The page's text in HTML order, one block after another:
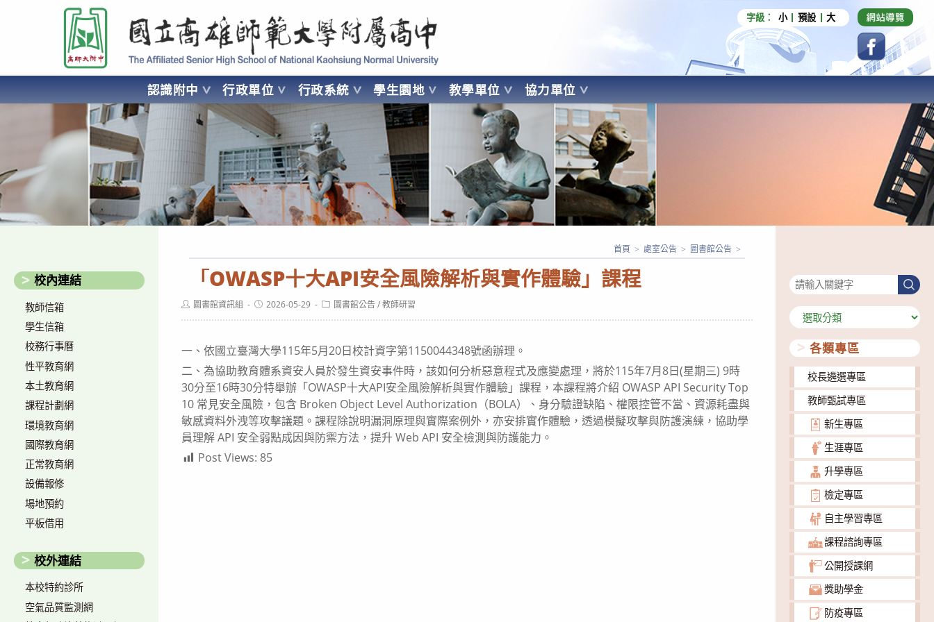
要
容
國立高雄師範大學附屬高級中學 Affiliated Senior High School of National Kaohsiung Normal University
字級： 小 預設 大
認識附中 行政單位 行政系統 學生園地 教學單位 協力單位
AFFILIATED SENIOR HIGH SCHOOL OF NATIONAL KAOHSIUNG NORMAL UNIVERSITY
「OWASP十大API安全風險解析與實作體驗」課程
首頁 > 處室公告 > 圖書館公告 >
Post圖書館資訊組
Post2026-05-29
Post圖書館公告 / 教師研習
一、依國立臺灣大學115年5月20日校計資字第1150044348號函辦理。
二、為協助教育體系資安人員於發生資安事件時，該如何分析惡意程式及應變處理，將於115年7月8日(星期三) 9時
30分至16時30分特舉辦「OWASP十大API安全風險解析與實作體驗」課程，本課程將介紹 OWASP API Security Top
10 常見安全風險，包含 Broken Object Level Authorization（BOLA）、身分驗證缺陷、權限控管不當、資源耗盡與
敏感資料外洩等攻擊議題。課程除說明漏洞原理與實際案例外，亦安排實作體驗，透過模擬攻擊與防護演練，協助學
員理解 API 安全弱點成因與防禦方法，提升 Web API 安全檢測與防護能力。
Post Views: 85
校內連結
教師信箱
學生信箱
校務行事曆
性平教育網
本土教育網
課程計劃網
環境教育網
國際教育網
正常教育網
設備報修
場地預約
平板借用
校外連結
本校特約診所
空氣品質監測網
搜
尋
分
類
各類專區
校長遴選專區
教師甄試專區
新生專區
生涯專區
升學專區
檢定專區
自主學習專區
課程諮詢專區
公開授課網
獎助學金
防疫專區